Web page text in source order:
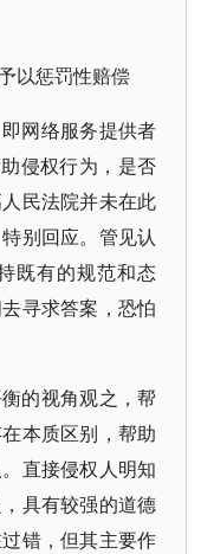
以惩罚性赔偿
网络服务提供者
侵权行为，是否
民法院并未在此
别回应。管见认
既有的规范和态
寻求答案，恐怕
的视角观之，帮
本质区别，帮助
直接侵权人明知
具有较强的道德
错，但其主要作